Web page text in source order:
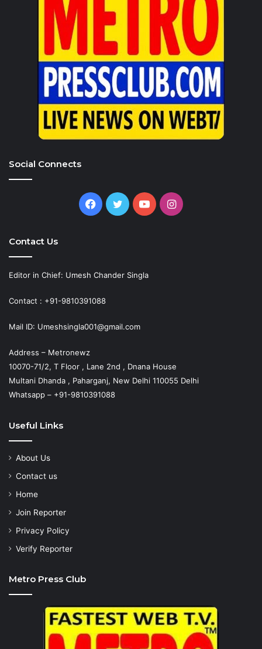
Social Connects
Facebook
TwitterYouTubeInstagram
Contact Us
Editor in Chief: Umesh Chander Singla
Contact : +91-9810391088
Mail ID: Umeshsingla001@gmail.com
Address – Metronewz
10070-71/2, T Floor , Lane 2nd , Dnana House
Multani Dhanda , Paharganj, New Delhi 110055 Delhi
Whatsapp – +91-9810391088
Useful Links
About Us
Contact us
Home
Join Reporter
Privacy Policy
Verify Reporter
Metro Press Club